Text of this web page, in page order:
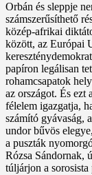
Orbán és sleppje
számszerűsíthető
közép-afrikai
között, az Európai
papíron legálisan
rohamcsapatok
az országot. És ezt
félelem igazgatja,
számító gyávaság,
undor bűvös
a puszták
Rózsa Sándornak,
túljárjon a sorosista